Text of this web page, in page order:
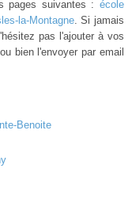
pages suivantes : école
la-Montagne. Si jamais
pas l'ajouter à vos
bien l'envoyer par email
Benoite